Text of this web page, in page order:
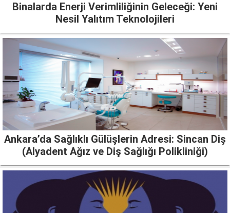
Binalarda Enerji Verimliliğinin Geleceği: Yeni
Nesil Yalıtım Teknolojileri
Ankara’da Sağlıklı Gülüşlerin Adresi: Sincan Diş
(Alyadent Ağız ve Diş Sağlığı Polikliniği)